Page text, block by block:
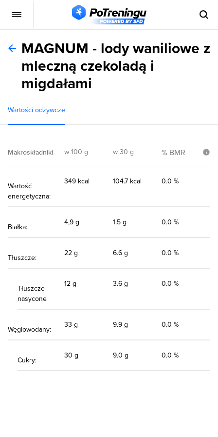
MAGNUM - lody waniliowe z
mleczną czekoladą i
migdałami
Wartości odżywcze
Makroskładniki w 100 g w 30 g % BMR
Wartość
energetyczna:
349 kcal 104.7 kcal 0.0 %
Białka:
4,9 g 1.5 g 0.0 %
Tłuszcze:
22 g 6.6 g 0.0 %
Tłuszcze
nasycone
12 g 3.6 g 0.0 %
Węglowodany:
33 g 9.9 g 0.0 %
Cukry:
30 g 9.0 g 0.0 %